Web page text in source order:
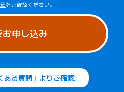
をご確認ください。
申し込み
ある質問」よりご確認